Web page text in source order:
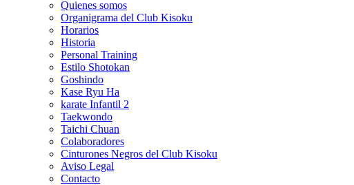
Quienes somos
Organigrama del Club Kisoku
Horarios
Historia
Personal Training
Estilo Shotokan
Goshindo
Kase Ryu Ha
karate Infantil 2
Taekwondo
Taichi Chuan
Colaboradores
Cinturones Negros del Club Kisoku
Aviso Legal
Contacto